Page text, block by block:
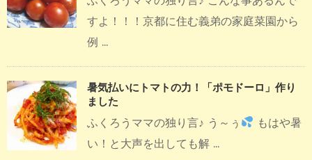
すよ！！！京都に住む義弟の家庭菜園から
例 ...
暑気払いにトマトの力！「ポモドーロ」作り
ました
ふくろうママの独り言♪ う～ぅ
もはや暑
い！と大声を出しても解 ...